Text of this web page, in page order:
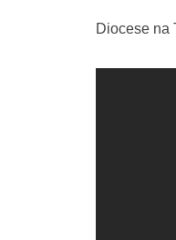
Diocese na